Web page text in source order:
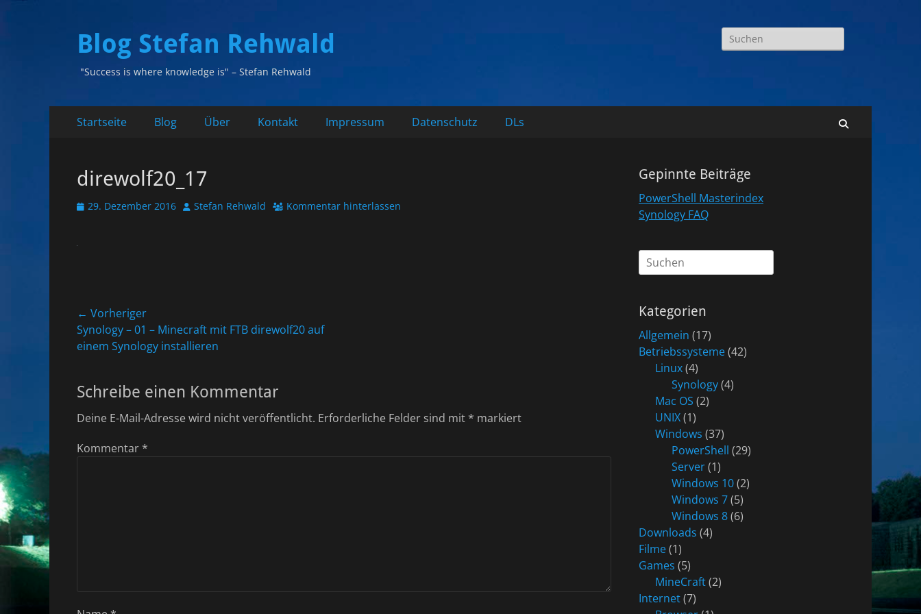
Blog Stefan Rehwald
"Success is where knowledge is" – Stefan Rehwald
Suchen
nach:
Primäres
Inhalt
Startseite Blog Über Kontakt Impressum Datenschutz DLs
direwolf20_17
Veröffentlicht
29. Dezember 2016 AutorStefan Rehwald Kommentar hinterlassen
Beitragsnavigation
← Vorheriger
Vorheriger
Beitrag:
Synology – 01 – Minecraft mit FTB direwolf20 auf
einem Synology installieren
Schreibe einen Kommentar
Deine E-Mail-Adresse wird nicht veröffentlicht. Erforderliche Felder sind mit * markiert
Kommentar *
Gepinnte Beiträge
PowerShell Masterindex
Synology FAQ
Suchen
nach:
Kategorien
Allgemein (17)
Betriebssysteme(42)
Linux(4)
Synology(4)
Mac OS (2)
UNIX(1)
Windows (37)
PowerShell (29)
Server(1)
Windows 10(2)
Windows 7(5)
Windows 8(6)
Downloads (4)
Filme(1)
Games (5)
MineCraft(2)
Internet(7)